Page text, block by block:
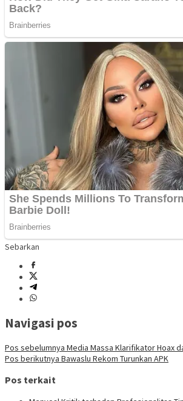
Sebarkan
Navigasi pos
Pos sebelumnya Media Massa Klarifikator Hoax
Pos berikutnya Bawaslu Rekom Turunkan APK
Pos terkait